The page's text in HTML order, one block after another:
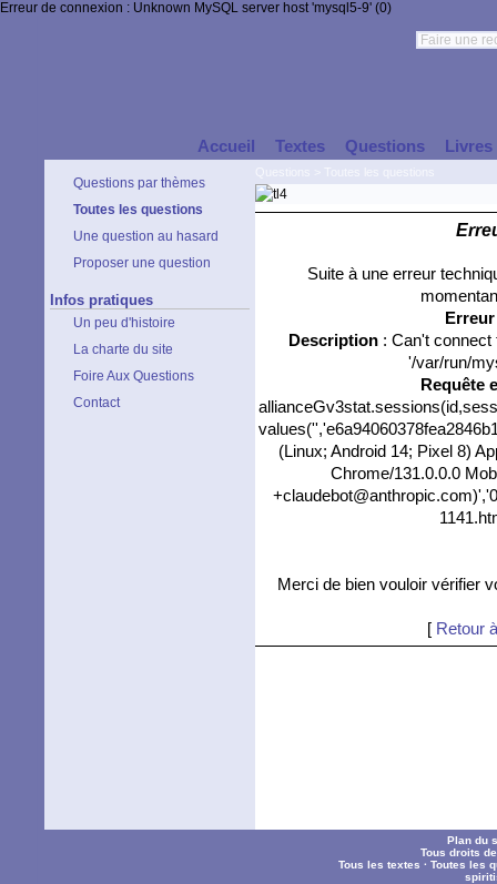
Erreur de connexion : Unknown MySQL server host 'mysql5-9' (0)
Accueil Textes Questions Livres
Questions par thèmes
Toutes les questions
Une question au hasard
Proposer une question
Infos pratiques
Un peu d'histoire
La charte du site
Foire Aux Questions
Contact
Suite à une erreur
Description: Can't connect
'/var/run/
Requête
(Linux; Android 14; Pixel 8)
Chrome/131.0.0.0
Merci de bien vouloir vérifier
[ Retour
Plan du
Tous droits
Tous les textes ·Toutes les